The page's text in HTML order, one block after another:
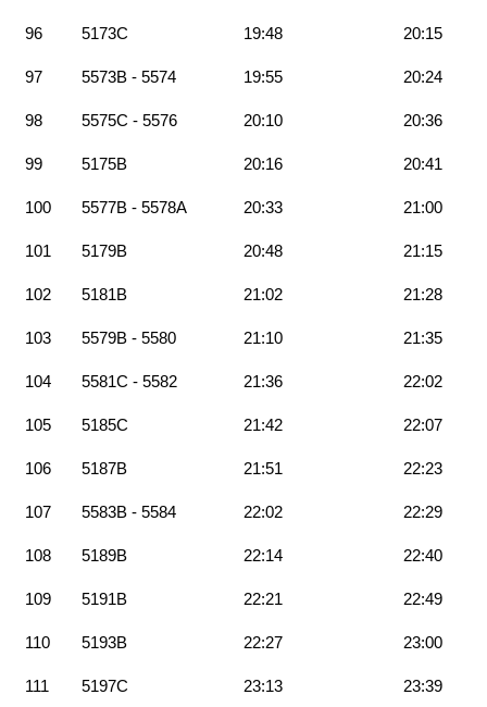
96 5173C 19:48 20:15
97 5573B - 5574 19:55 20:24
98 5575C - 5576 20:10 20:36
99 5175B 20:16 20:41
100 5577B - 5578A 20:33 21:00
101 5179B 20:48 21:15
102 5181B 21:02 21:28
103 5579B - 5580 21:10 21:35
104 5581C - 5582 21:36 22:02
105 5185C 21:42 22:07
106 5187B 21:51 22:23
107 5583B - 5584 22:02 22:29
108 5189B 22:14 22:40
109 5191B 22:21 22:49
110 5193B 22:27 23:00
111 5197C 23:13 23:39